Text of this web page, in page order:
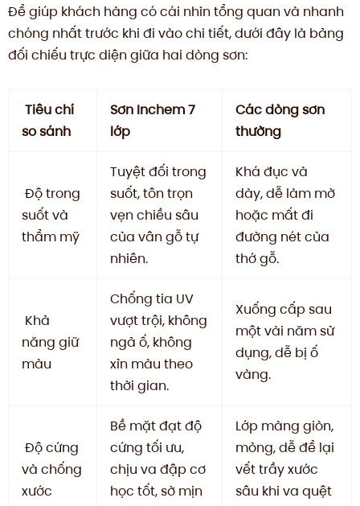
Để giúp khách hàng có cái nhìn tổng quan và nhanh
chóng nhất trước khi đi vào chi tiết, dưới đây là bảng
đối chiếu trực diện giữa hai dòng sơn:
Tiêu chí
so sánh
Sơn Inchem 7
lớp
Các dòng sơn
thường
Độ trong
suốt và
thẩm mỹ
Tuyệt đối trong
suốt, tôn trọn
vẹn chiều sâu
của vân gỗ tự
nhiên.
Khá đục và
dày, dễ làm mờ
hoặc mất đi
đường nét của
thớ gỗ.
Khả
năng giữ
màu
Chống tia UV
vượt trội, không
ngả ố, không
xỉn màu theo
thời gian.
Xuống cấp sau
một vài năm sử
dụng, dễ bị ố
vàng.
Độ cứng
và chống
xước
Bề mặt đạt độ
cứng tối ưu,
chịu va đập cơ
học tốt, sờ mịn
Lớp màng giòn,
mỏng, dễ để lại
vết trầy xước
sâu khi va quệt